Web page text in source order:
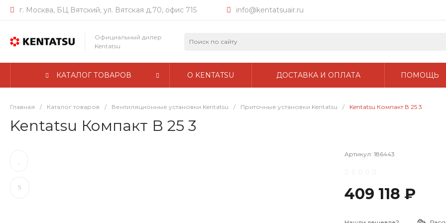
г. Москва, БЦ Вятский, ул. Вятская д.70, офис 715 info@kentatsuair.ru
Официальный дилер
Kentatsu
КАТАЛОГ ТОВАРОВ О KENTATSU ДОСТАВКА И ОПЛАТА ПОМОЩЬ
Главная / Каталог товаров / Вентиляционные установки Kentatsu / Приточные установки Kentatsu / Kentatsu Компакт В 25 3
Kentatsu Компакт В 25 3
Артикул: 186443
409 118 ₽